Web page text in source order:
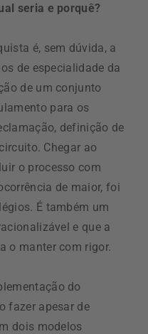
seria e porquê?
é, sem dúvida, a
de especialidade da
de um conjunto
para os
definição de
Chegar ao
o processo com
de maior, foi
É também um
e que a
o manter com rigor.
do
fazer apesar de
dois modelos